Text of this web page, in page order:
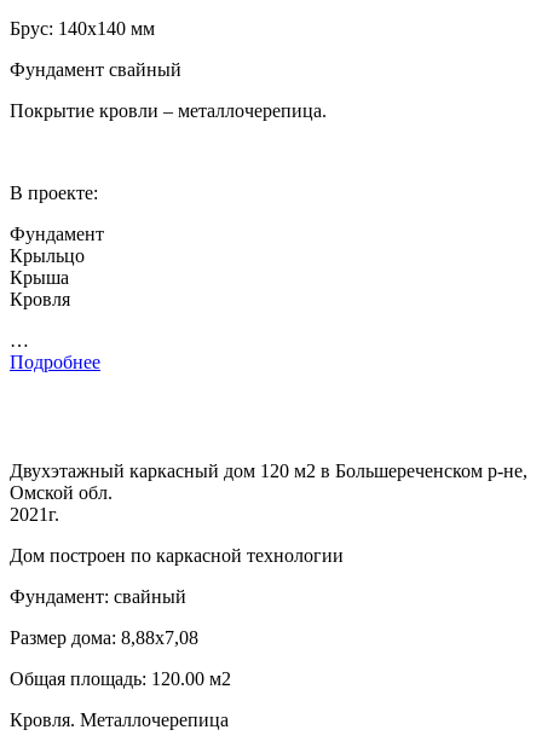
Брус: 140х140 мм
Фундамент свайный
Покрытие кровли – металлочерепица.
В проекте:
Фундамент
Крыльцо
Крыша
Кровля
…
Подробнее
Двухэтажный каркасный дом 120 м2 в Большереченском р-не,
Омской обл.
2021г.
Дом построен по каркасной технологии
Фундамент: свайный
Размер дома: 8,88х7,08
Общая площадь: 120.00 м2
Кровля. Металлочерепица